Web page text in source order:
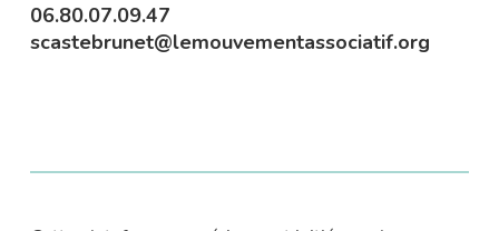
06.80.07.09.47
scastebrunet@lemouvementassociatif.org